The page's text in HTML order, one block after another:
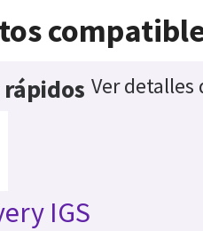
Ver
IGS